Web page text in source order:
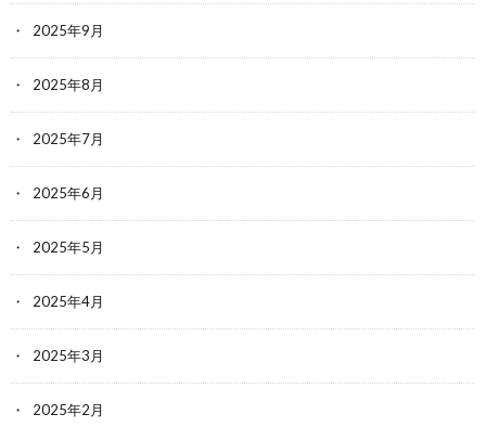
2025年9月
2025年8月
2025年7月
2025年6月
2025年5月
2025年4月
2025年3月
2025年2月